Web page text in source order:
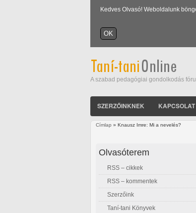
Kedves Olvasó! Weboldalunk
A szabad pedagógiai gondolkodás
SZERZŐINKNEK KAPCSOLAT
Címlap » Knausz Imre: Mi a nevelés?
Olvasóterem
RSS – cikkek
RSS – kommentek
Szerzőink
Taní-tani Könyvek